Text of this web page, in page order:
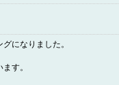
になりました。
す。